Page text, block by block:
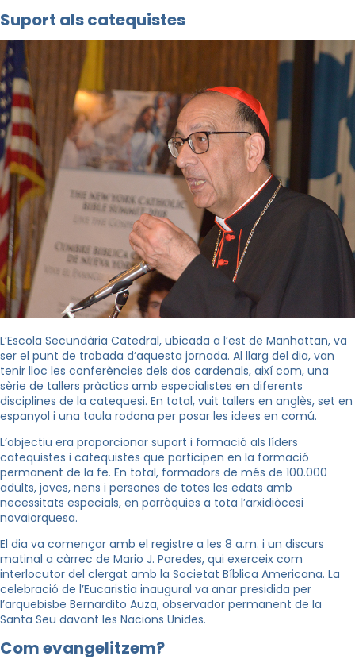
Suport als catequistes
L’Escola Secundària Catedral, ubicada a l’est de Manhattan, va
ser el punt de trobada d’aquesta jornada. Al llarg del dia, van
tenir lloc les conferències dels dos cardenals, així com, una
sèrie de tallers pràctics amb especialistes en diferents
disciplines de la catequesi. En total, vuit tallers en anglès, set en
espanyol i una taula rodona per posar les idees en comú.
L’objectiu era proporcionar suport i formació als líders
catequistes i catequistes que participen en la formació
permanent de la fe. En total, formadors de més de 100.000
adults, joves, nens i persones de totes les edats amb
necessitats especials, en parròquies a tota l’arxidiòcesi
novaiorquesa.
El dia va començar amb el registre a les 8 a.m. i un discurs
matinal a càrrec de Mario J. Paredes, qui exerceix com
interlocutor del clergat amb la Societat Bíblica Americana. La
celebració de l’Eucaristia inaugural va anar presidida per
l’arquebisbe Bernardito Auza, observador permanent de la
Santa Seu davant les Nacions Unides.
Com evangelitzem?